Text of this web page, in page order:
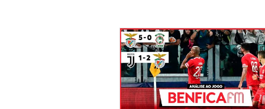
Não chega já de camisolas?
Maior que Portugal Bola